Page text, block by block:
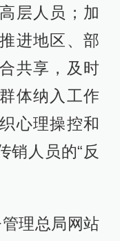
层人员；加
进地区、部
共享，及时
体纳入工作
心理操控和
销人员的“反
理总局网站